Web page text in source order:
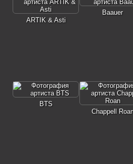
ARTIK & Asti
Baauer
BTS
Chappell